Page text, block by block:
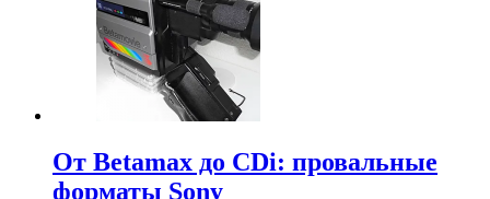
От Betamax до CDi: провальные
форматы Sony